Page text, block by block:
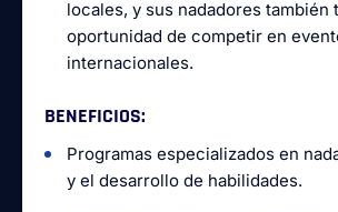
locales, y sus nadadores también
oportunidad de competir en
internacionales.
BENEFICIOS:
Programas especializados en
y el desarrollo de habilidades.